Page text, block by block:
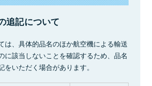
追記について
は、具体的品名のほか航空機による輸送
に該当しないことを確認するため、品名
をいただく場合があります。